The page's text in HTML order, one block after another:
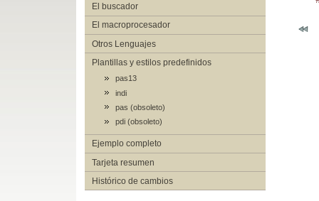
El buscador
El macroprocesador
Otros Lenguajes
Plantillas y estilos predefinidos
pas13
indi
pas (obsoleto)
pdi (obsoleto)
Ejemplo completo
Tarjeta resumen
Histórico de cambios